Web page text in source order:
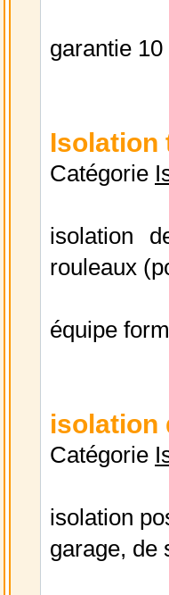
garantie 10
Isolation
Catégorie
isolation
rouleaux
équipe
isolation
Catégorie
isolation
garage, de